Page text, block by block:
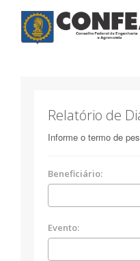
Relatório de
Informe o termo de
Beneficiário:
Evento: